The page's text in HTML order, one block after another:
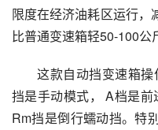
限度在经济油耗区运行，
比普通变速箱轻50-100公
这款自动挡变速箱
挡是手动模式， A档是前
Rm挡是倒行蠕动挡。特